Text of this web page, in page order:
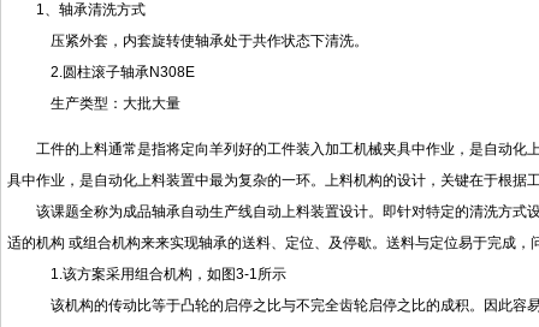
1、轴承清洗方式
压紧外套，内套旋转使轴承处于共作状态下清洗。
2.圆柱滚子轴承N308E
生产类型：大批大量
工件的上料通常是指将定向羊列好的工件装入加工机械夹具中作业，是自动化
具中作业，是自动化上料装置中最为复杂的一环。上料机构的设计，关键在于根
该课题全称为成品轴承自动生产线自动上料装置设计。即针对特定的清洗方式
适的机构 或组合机构来来实现轴承的送料、定位、及停歇。送料与定位易于完成
1.该方案采用组合机构，如图3-1所示
该机构的传动比等于凸轮的启停之比与不完全齿轮启停之比的成积。因此容易